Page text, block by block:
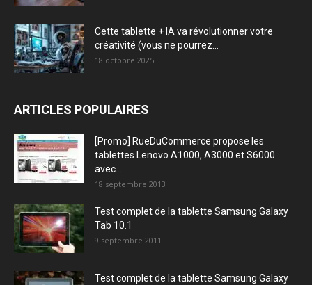
Cette tablette + IA va révolutionner votre
créativité (vous ne pourrez...
18 octobre 2025
ARTICLES POPULAIRES
[Promo] RueDuCommerce propose les
tablettes Lenovo A1000, A3000 et S6000
avec...
18 septembre 2013
Test complet de la tablette Samsung Galaxy
Tab 10.1
9 septembre 2011
Test complet de la tablette Samsung Galaxy